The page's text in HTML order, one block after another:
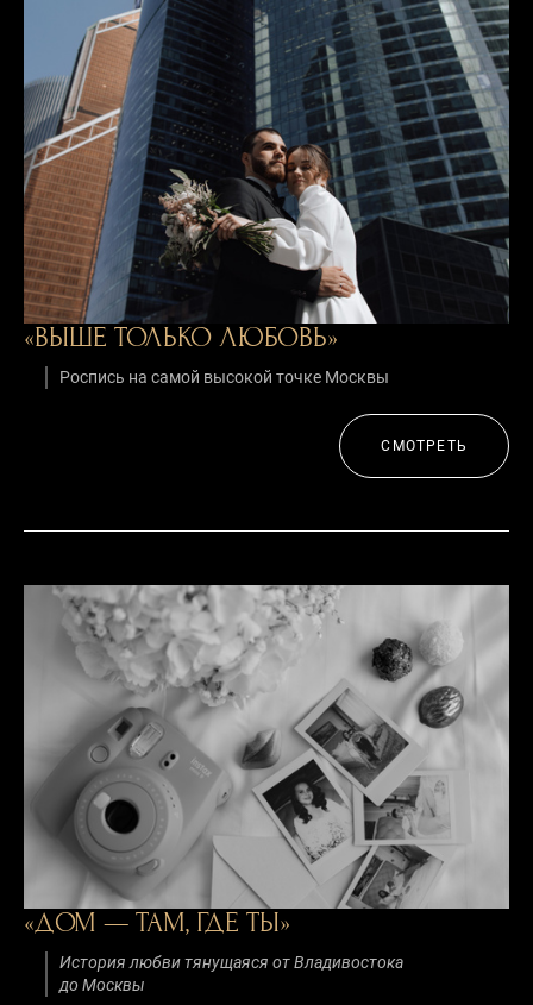
«ВЫШЕ ТОЛЬКО ЛЮБОВЬ»
Роспись на самой высокой точке Москвы
СМОТРЕТЬ
«ДОМ — ТАМ, ГДЕ ТЫ»
История любви тянущаяся от Владивостока
до Москвы